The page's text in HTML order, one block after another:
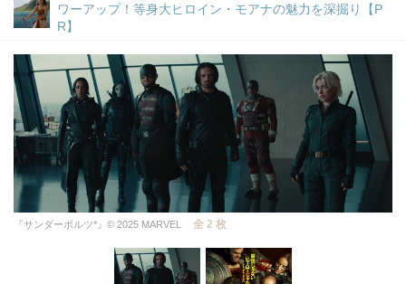
ワーアップ！等身大ヒロイン・モアナの魅力を深掘り【P
R】
『サンダーボルツ*』© 2025 MARVEL 全 2 枚